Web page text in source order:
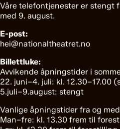
Våre telefontjenester er stengt
med 9. august.
E-post:
hei@nationaltheatret.no
Billettluke:
Avvikende åpningstider i
22. juni–4. juli: kl. 12.30–17.00
5.juli–9.august: stengt
Vanlige åpningstider fra og
Man–fre: kl. 13.30 frem til